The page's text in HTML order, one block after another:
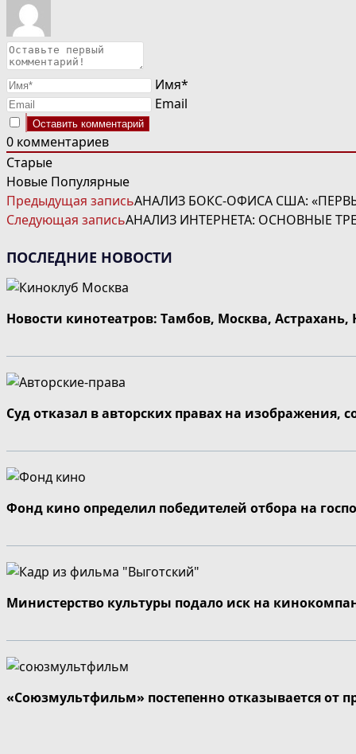
Имя*
Email
0 комментариев
Старые
Новые Популярные
ЧИТАТЬ
ДАЛЕЕ
СТАТЬИ
Предыдущая записьАНАЛИЗ БОКС-ОФИСА США:
Следующая записьАНАЛИЗ ИНТЕРНЕТА: ОСНОВНЫЕ
ПОСЛЕДНИЕ НОВОСТИ
Новости кинотеатров: Тамбов, Москва,
Суд отказал в авторских правах на изображения,
Фонд кино определил победителей отбора на
Министерство культуры подало иск на
«Союзмультфильм» постепенно отказывается от